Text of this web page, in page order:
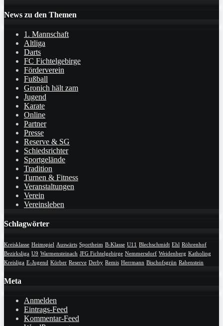
News zu den Themen
1. Mannschaft
Altliga
Darts
FC Fichtelgebirge
Förderverein
Fußball
Gronich hält zam
Jugend
Karate
Online
Partner
Presse
Reserve & SG
Schiedsrichter
Sportgelände
Tradition
Turnen & Fitness
Veranstaltungen
Verein
Vereinsleben
Schlagwörter
Kreisklasse Heimspiel Auswärts Sportheim B-Klasse U11 Blechschmidt Ehl Röhrenhof
Bezirksliga U9 Warmensteinach JFG Fichtelgebirge Nemmersdorf Weidenberg Katholing
Kreisliga E-Jugend Körber Reserve Derby Remis Herrmann Bischofsgrün Rabenstein
Meta
Anmelden
Eintrags-Feed
Kommentar-Feed